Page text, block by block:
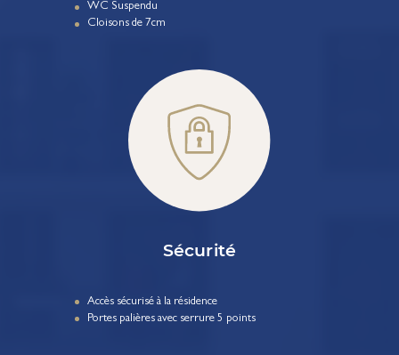
WC Suspendu
Cloisons de 7cm
Sécurité
Accès sécurisé à la résidence
Portes palières avec serrure 5 points